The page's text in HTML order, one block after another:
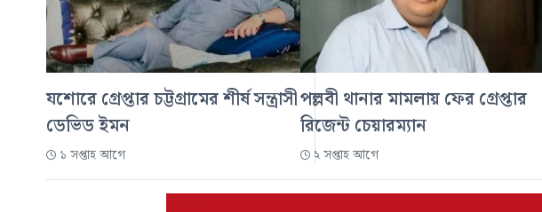
যশোরে গ্রেপ্তার চট্টগ্রামের শীর্ষ সন্ত্রাসী
ডেভিড ইমন
১ সপ্তাহ আগে
পল্লবী থানার মামলায় ফের গ্রেপ্তার
রিজেন্ট চেয়ারম্যান
২ সপ্তাহ আগে